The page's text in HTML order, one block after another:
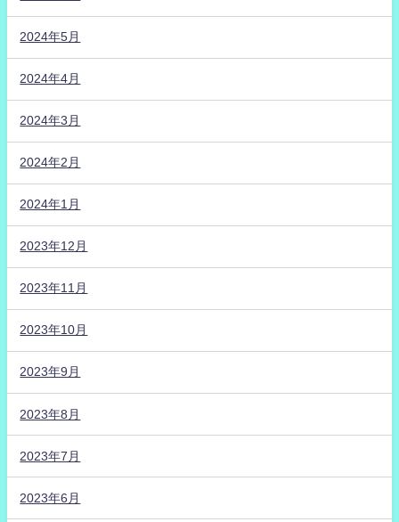
2024年5月
2024年4月
2024年3月
2024年2月
2024年1月
2023年12月
2023年11月
2023年10月
2023年9月
2023年8月
2023年7月
2023年6月